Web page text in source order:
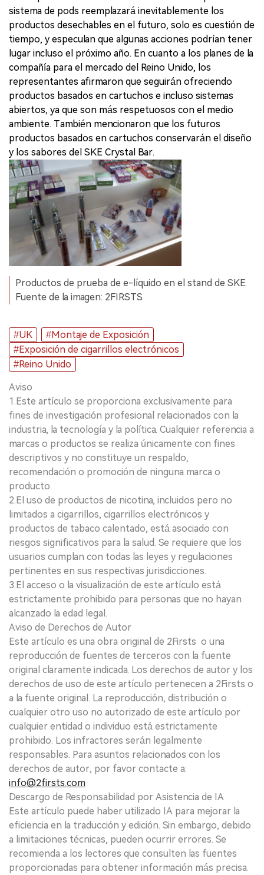
sistema de pods reemplazará inevitablemente los
productos desechables en el futuro, solo es cuestión de
tiempo, y especulan que algunas acciones podrían tener
lugar incluso el próximo año. En cuanto a los planes de la
compañía para el mercado del Reino Unido, los
representantes afirmaron que seguirán ofreciendo
productos basados en cartuchos e incluso sistemas
abiertos, ya que son más respetuosos con el medio
ambiente. También mencionaron que los futuros
productos basados en cartuchos conservarán el diseño
y los sabores del SKE Crystal Bar.
Productos de prueba de e-líquido en el stand de SKE.
Fuente de la imagen: 2FIRSTS.
#UK
#Montaje de Exposición
#Exposición de cigarrillos electrónicos
#Reino Unido
Aviso
1.Este artículo se proporciona exclusivamente para
fines de investigación profesional relacionados con la
industria, la tecnología y la política. Cualquier referencia a
marcas o productos se realiza únicamente con fines
descriptivos y no constituye un respaldo,
recomendación o promoción de ninguna marca o
producto.
2.El uso de productos de nicotina, incluidos pero no
limitados a cigarrillos, cigarrillos electrónicos y
productos de tabaco calentado, está asociado con
riesgos significativos para la salud. Se requiere que los
usuarios cumplan con todas las leyes y regulaciones
pertinentes en sus respectivas jurisdicciones.
3.El acceso o la visualización de este artículo está
estrictamente prohibido para personas que no hayan
alcanzado la edad legal.
Aviso de Derechos de Autor
Este artículo es una obra original de 2Firsts o una
reproducción de fuentes de terceros con la fuente
original claramente indicada. Los derechos de autor y los
derechos de uso de este artículo pertenecen a 2Firsts o
a la fuente original. La reproducción, distribución o
cualquier otro uso no autorizado de este artículo por
cualquier entidad o individuo está estrictamente
prohibido. Los infractores serán legalmente
responsables. Para asuntos relacionados con los
derechos de autor, por favor contacte a:
info@2firsts.com
Descargo de Responsabilidad por Asistencia de IA
Este artículo puede haber utilizado IA para mejorar la
eficiencia en la traducción y edición. Sin embargo, debido
a limitaciones técnicas, pueden ocurrir errores. Se
recomienda a los lectores que consulten las fuentes
proporcionadas para obtener información más precisa.